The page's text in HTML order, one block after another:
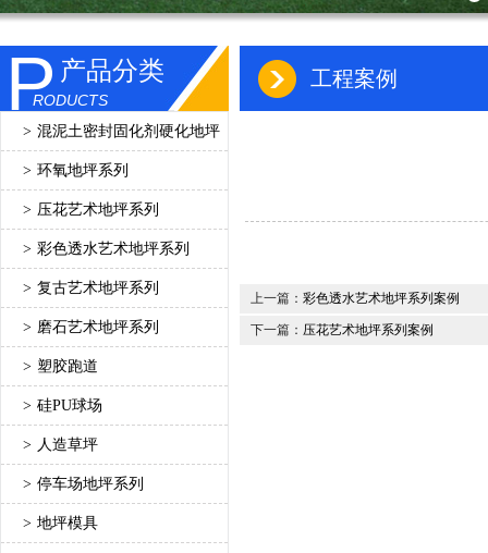
P产品分类
RODUCTS
> 混泥土密封固化剂硬化地坪
> 环氧地坪系列
> 压花艺术地坪系列
> 彩色透水艺术地坪系列
> 复古艺术地坪系列
> 磨石艺术地坪系列
> 塑胶跑道
> 硅PU球场
> 人造草坪
> 停车场地坪系列
> 地坪模具
工程案例
上一篇： 彩色透水艺术地坪系列案例
下一篇： 压花艺术地坪系列案例